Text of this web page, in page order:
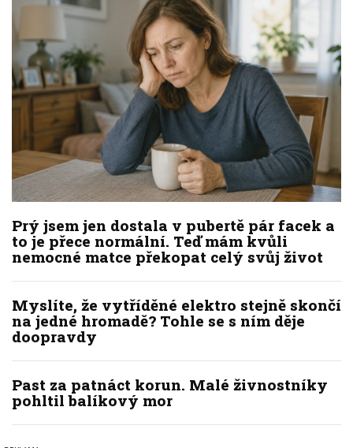
Prý jsem jen dostala v pubertě pár facek a
to je přece normální. Teď mám kvůli
nemocné matce překopat celý svůj život
Myslíte, že vytříděné elektro stejně skončí
na jedné hromadě? Tohle se s ním děje
doopravdy
Past za patnáct korun. Malé živnostníky
pohltil balíkový mor